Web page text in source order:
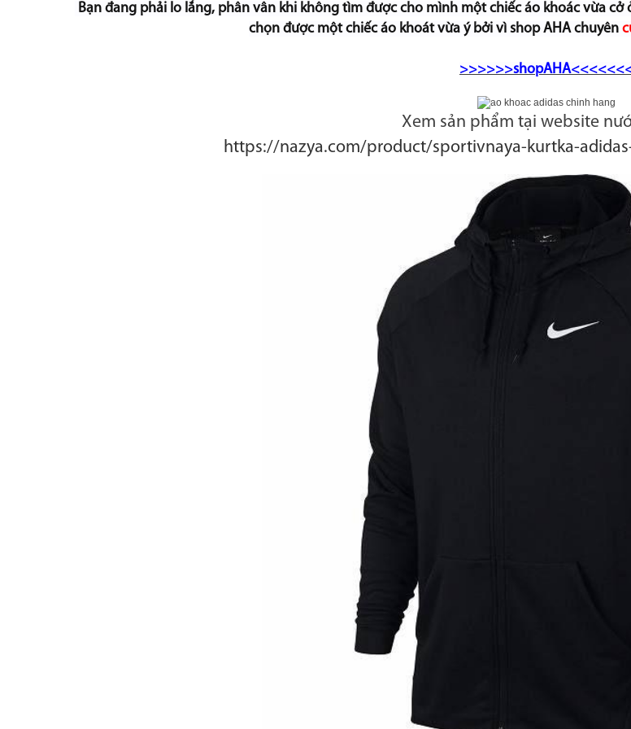
Bạn đang phải lo lắng, phân vân khi không tìm được cho mình một chiếc áo khoác vừa
chọn được một chiếc áo khoát vừa ý bởi vì shop AHA chuyên
Xem sản phẩm tại website
https://nazya.com/product/sportivnaya-kurtka-